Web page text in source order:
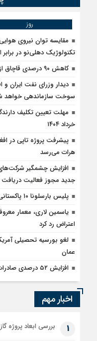
روز
مقایسه توان نیروی
تکنولوژیک دهلی‌نو در برابر
کاهش ۹۰ درصدی قاچاق از مرز نیمروز به ایران
دیدار وزرای نفت ایران و
سوخت سازماندهی خواهد
خرداد ۱۴۰۴
هرات می‌رسد
جدید مجوز فعالیت دریافت
پلیس بارسلونا ۱۰ پاکستانی را با اتهام تروریستی بازداشت کرد
یاسمین لاری، معمار
اعتراض رد کرد
لغو بورسیه تحصیلی
عمان
افزایش ۵۲ درصدی صادرات گاز مایع روسیه به افغانستان
اخبار مهم
1 بررسی ابعاد پروژه